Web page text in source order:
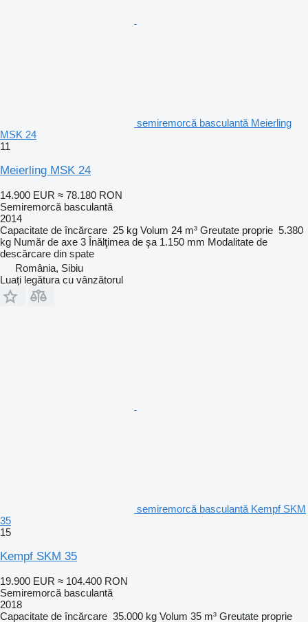
semiremorcă basculantă Meierling
MSK 24
11
Meierling MSK 24
14.900 EUR ≈ 78.180 RON
Semiremorcă basculantă
2014
Capacitate de încărcare 25 kg Volum 24 m³ Greutate proprie 5.380
kg Număr de axe 3 Înălţimea de şa 1.150 mm Modalitate de
descărcare din spate
România, Sibiu
Luați legătura cu vânzătorul
semiremorcă basculantă Kempf SKM
35
15
Kempf SKM 35
19.900 EUR ≈ 104.400 RON
Semiremorcă basculantă
2018
Capacitate de încărcare 35.000 kg Volum 35 m³ Greutate proprie